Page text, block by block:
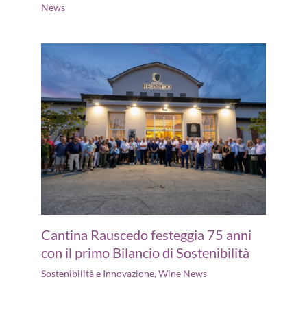
News
Cantina Rauscedo festeggia 75 anni
con il primo Bilancio di Sostenibilità
Sostenibilità e Innovazione,Wine News